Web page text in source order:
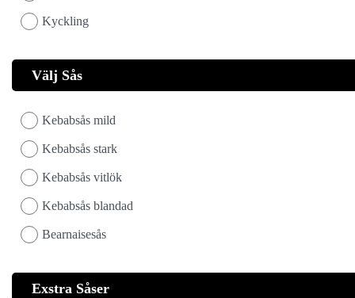
Kyckling
Välj Sås
Kebabsås mild
Kebabsås stark
Kebabsås vitlök
Kebabsås blandad
Bearnaisesås
Exstra Såser